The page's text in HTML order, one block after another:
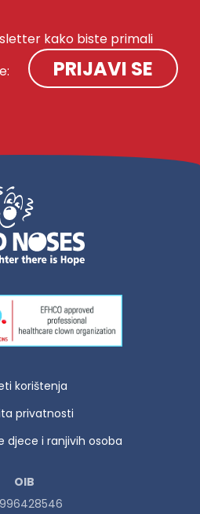
kako biste primali
PRIJAVI SE
korištenja
privatnosti
djece i ranjivih osoba
OIB